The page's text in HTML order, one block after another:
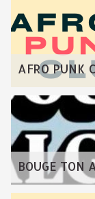
AFRO PUNK
BOUGE TON